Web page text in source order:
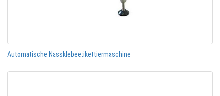
Automatische Nassklebeetikettiermaschine